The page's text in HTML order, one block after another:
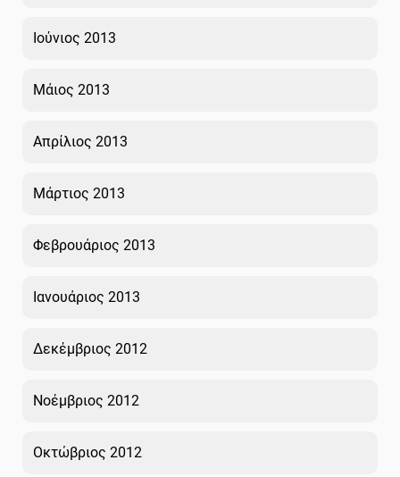
Ιούνιος 2013
Μάιος 2013
Απρίλιος 2013
Μάρτιος 2013
Φεβρουάριος 2013
Ιανουάριος 2013
Δεκέμβριος 2012
Νοέμβριος 2012
Οκτώβριος 2012